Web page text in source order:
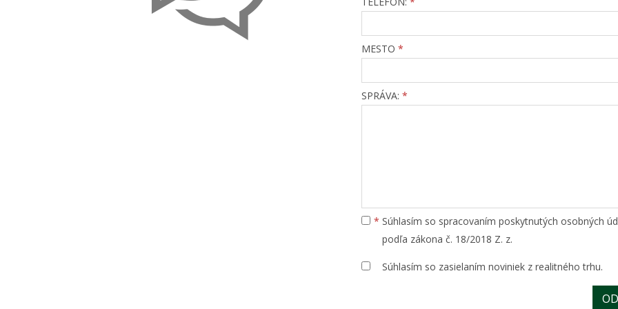
MESTO *
SPRÁVA: *
* Súhlasím so spracovaním poskytnutých osobných
podľa zákona č. 18/2018 Z. z.
Súhlasím so zasielaním noviniek z realitného trhu.